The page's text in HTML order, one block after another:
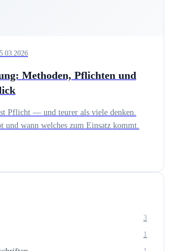
Methoden, Pflichten und
Pflicht — und teurer als viele denken.
und wann welches zum Einsatz kommt.
3
1